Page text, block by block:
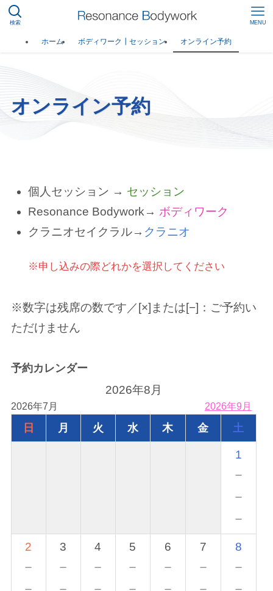
検索 MENU
ホーム ボディワーク┃セッション オンライン予約
オンライン予約
個人セッション → セッション
Resonance Bodywork→ ボディワーク
クラニオセイクラル→ クラニオ
※申し込みの際どれかを選択してください
※数字は残席の数です／[×]または[−]：ご予約い
ただけません
予約カレンダー
2026年8月
2026年7月 2026年9月
日 月 火 水 木 金 土
1
－
－
－
2
－
3
－
4
－
5
－
6
－
7
－
8
－